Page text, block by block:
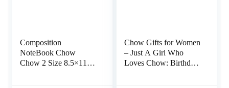
Composition
NoteBook Chow
Chow 2 Size 8.5×11 –
Chow Gifts for Women
– Just A Girl Who
Loves Chow: Birthday